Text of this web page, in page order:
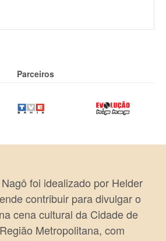
Parceiros
foi idealizado por Helder
contribuir para divulgar o
cena cultural da Cidade de
Metropolitana, com